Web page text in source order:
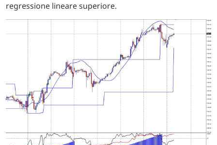
regressione lineare superiore.